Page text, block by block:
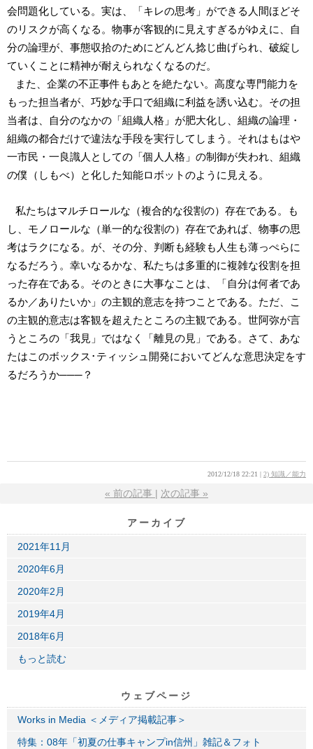
会問題化している。実は、「キレの思考」ができる人間ほどそ
のリスクが高くなる。物事が客観的に見えすぎるがゆえに、自
分の論理が、事態収拾のためにどんどん捻じ曲げられ、破綻し
ていくことに精神が耐えられなくなるのだ。
また、企業の不正事件もあとを絶たない。高度な専門能力を
もった担当者が、巧妙な手口で組織に利益を誘い込む。その担
当者は、自分のなかの「組織人格」が肥大化し、組織の論理・
組織の都合だけで違法な手段を実行してしまう。それはもはや
一市民・一良識人としての「個人人格」の制御が失われ、組織
の僕（しもべ）と化した知能ロボットのように見える。
私たちはマルチロールな（複合的な役割の）存在である。も
し、モノロールな（単一的な役割の）存在であれば、物事の思
考はラクになる。が、その分、判断も経験も人生も薄っぺらに
なるだろう。幸いなるかな、私たちは多重的に複雑な役割を担
った存在である。そのときに大事なことは、「自分は何者であ
るか／ありたいか」の主観的意志を持つことである。ただ、こ
の主観的意志は客観を超えたところの主観である。世阿弥が言
うところの「我見」ではなく「離見の見」である。さて、あな
たはこのボックス･ティッシュ開発においてどんな意思決定をす
るだろうか───？
2012/12/18 22:21 2) 知識／能力
« 前の記事 次の記事 »
アーカイブ
2021年11月
2020年6月
2020年2月
2019年4月
2018年6月
もっと読む
ウェブページ
Works in Media ＜メディア掲載記事＞
特集：08年「初夏の仕事キャンプin信州」雑記＆フォト